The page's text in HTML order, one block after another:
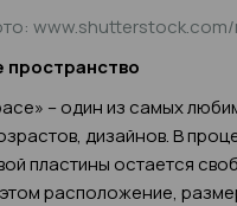
пространство
– один из самых
дизайнов. В
пластины остается
расположение,